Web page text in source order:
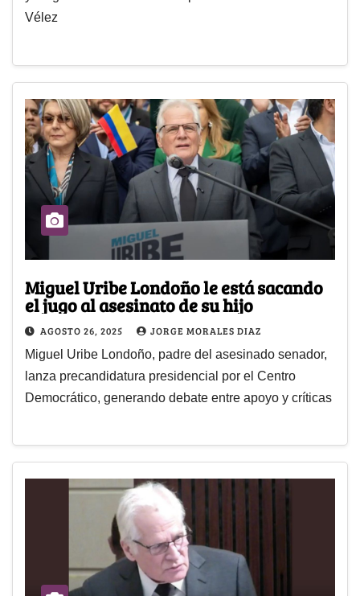
Vélez
Miguel Uribe Londoño le está sacando
el jugo al asesinato de su hijo
AGOSTO 26, 2025 JORGE MORALES DIAZ
Miguel Uribe Londoño, padre del asesinado senador,
lanza precandidatura presidencial por el Centro
Democrático, generando debate entre apoyo y críticas